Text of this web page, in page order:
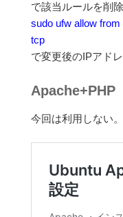
で該当ルールを削
sudo ufw allow
tcp
で変更後のIPアド
Apache+PHP
今回は利用しない。